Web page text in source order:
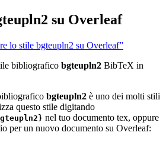
su Overleaf
lo stile bgteupln2 su Overleaf”
bibliografico bgteupln2 BibTeX in
bgteupln2 è uno dei molti stili
questo stile digitando
nel tuo documento tex, oppure
per un nuovo documento su Overleaf: